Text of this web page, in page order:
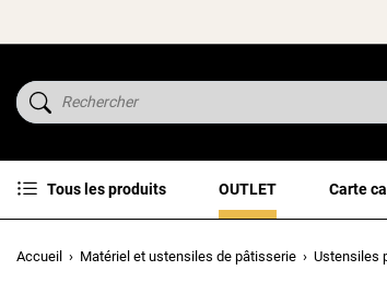
Tous les produits OUTLET Carte
Accueil Matériel et ustensiles de pâtisserie Ustensiles